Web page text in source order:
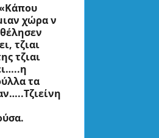
«Κάπου
χώρα ν
τζιαι
τζιαι
τα